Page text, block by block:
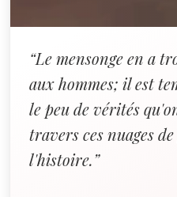
“Le mensonge en a
aux hommes; il est
le peu de vérités
travers ces nuages
l'histoire.”